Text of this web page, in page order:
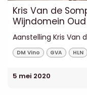
Kris Van de
Wijndomein
Aanstelling Kris Van
DM Vino GVA HLN
5 mei 2020